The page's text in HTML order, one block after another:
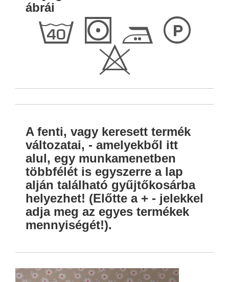
ábrái
h S E L
H
A fenti, vagy keresett termék
változatai, - amelyekből itt
alul, egy munkamenetben
többfélét is egyszerre a lap
alján található gyűjtőkosárba
helyezhet! (Előtte a + - jelekkel
adja meg az egyes termékek
mennyiségét!).